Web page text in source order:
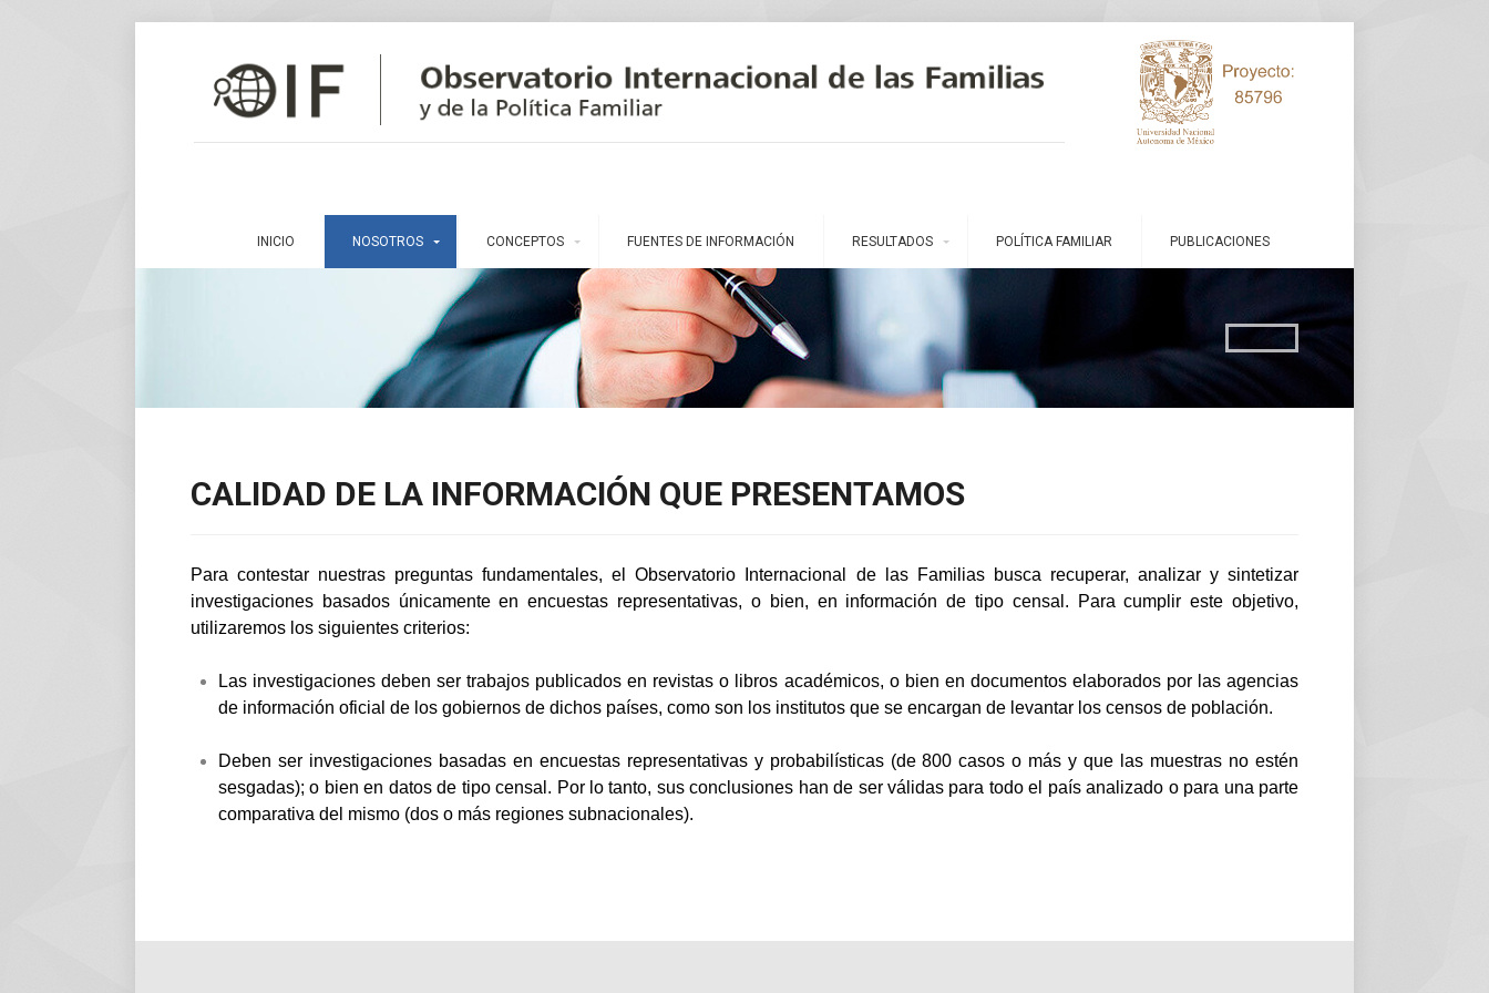
INICIO NOSOTROS CONCEPTOS FUENTES DE INFORMACIÓN RESULTADOS POLÍTICA FAMILIAR PUBLICACIONES
CALIDAD DE LA INFORMACIÓN QUE PRESENTAMOS
Para contestar nuestras preguntas fundamentales, el Observatorio Internacional de las Familias busca recuperar, analizar y sintetizar
investigaciones basados únicamente en encuestas representativas, o bien, en información de tipo censal. Para cumplir este objetivo,
utilizaremos los siguientes criterios:
Las investigaciones deben ser trabajos publicados en revistas o libros académicos, o bien en documentos elaborados por las agencias
de información oficial de los gobiernos de dichos países, como son los institutos que se encargan de levantar los censos de población.
Deben ser investigaciones basadas en encuestas representativas y probabilísticas (de 800 casos o más y que las muestras no estén
sesgadas); o bien en datos de tipo censal. Por lo tanto, sus conclusiones han de ser válidas para todo el país analizado o para una parte
comparativa del mismo (dos o más regiones subnacionales).